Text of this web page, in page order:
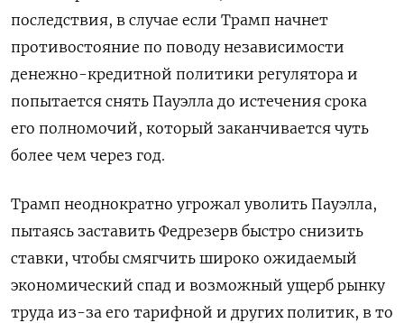
последствия, в случае если Трамп начнет
противостояние по поводу независимости
денежно-кредитной политики регулятора и
попытается снять Пауэлла до истечения срока
его полномочий, который заканчивается чуть
более чем через год.
Трамп неоднократно угрожал уволить Пауэлла,
пытаясь заставить Федрезерв быстро снизить
ставки, чтобы смягчить широко ожидаемый
экономический спад и возможный ущерб рынку
труда из-за его тарифной и других политик, в то